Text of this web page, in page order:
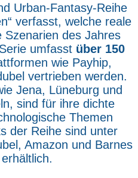
Urban-Fantasy-Reihe
verfasst, welche reale
Szenarien des Jahres
umfasst über 150
wie Payhip,
vertrieben werden.
Jena, Lüneburg und
sind für ihre dichte
Themen
der Reihe sind unter
Amazon und Barnes